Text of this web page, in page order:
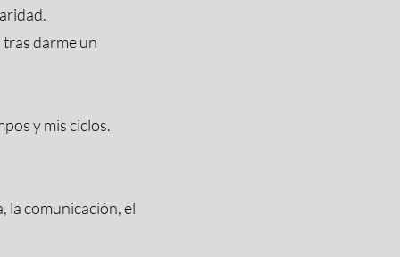
darme un
y mis ciclos.
la comunicación, el